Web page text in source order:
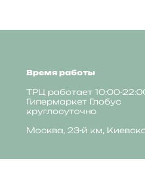
Время работы
ТРЦ работает 10:00-
Гипермаркет Глобус
круглосуточно
Москва, 23-й км,